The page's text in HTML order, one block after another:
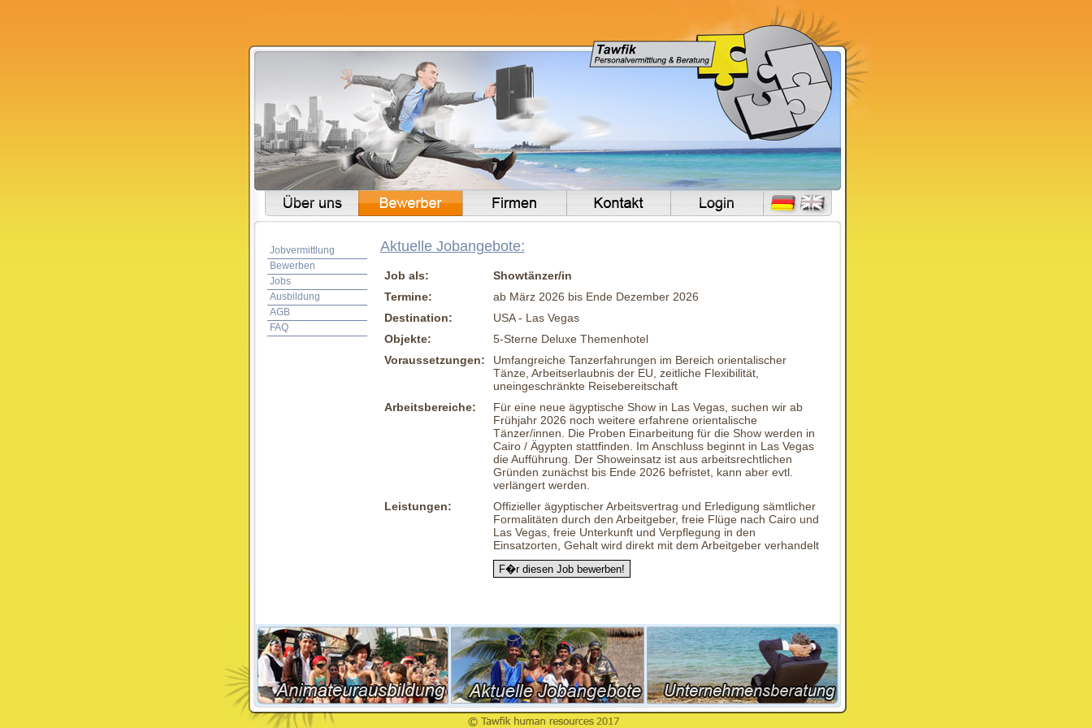
Jobvermittlung
Bewerben
Jobs
Ausbildung
AGB
FAQ
Aktuelle Jobangebote:
Job als:
Showtänzer/in
Termine:
ab März 2026 bis Ende Dezember 2026
Destination:
USA - Las Vegas
Objekte:
5-Sterne Deluxe Themenhotel
Voraussetzungen:
Umfangreiche Tanzerfahrungen im Bereich orientalischer
Tänze, Arbeitserlaubnis der EU, zeitliche Flexibilität,
uneingeschränkte Reisebereitschaft
Arbeitsbereiche:
Für eine neue ägyptische Show in Las Vegas, suchen wir ab
Frühjahr 2026 noch weitere erfahrene orientalische
Tänzer/innen. Die Proben Einarbeitung für die Show werden in
Cairo / Ägypten stattfinden. Im Anschluss beginnt in Las Vegas
die Aufführung. Der Showeinsatz ist aus arbeitsrechtlichen
Gründen zunächst bis Ende 2026 befristet, kann aber evtl.
verlängert werden.
Leistungen:
Offizieller ägyptischer Arbeitsvertrag und Erledigung sämtlicher
Formalitäten durch den Arbeitgeber, freie Flüge nach Cairo und
Las Vegas, freie Unterkunft und Verpflegung in den
Einsatzorten, Gehalt wird direkt mit dem Arbeitgeber verhandelt